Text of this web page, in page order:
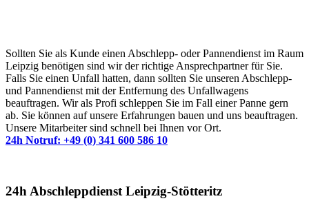
Sollten Sie als Kunde einen Abschlepp- oder Pannendienst im Raum
Leipzig benötigen sind wir der richtige Ansprechpartner für Sie.
Falls Sie einen Unfall hatten, dann sollten Sie unseren Abschlepp-
und Pannendienst mit der Entfernung des Unfallwagens
beauftragen. Wir als Profi schleppen Sie im Fall einer Panne gern
ab. Sie können auf unsere Erfahrungen bauen und uns beauftragen.
Unsere Mitarbeiter sind schnell bei Ihnen vor Ort.
24h Notruf: +49 (0) 341 600 586 10
24h Abschleppdienst Leipzig-Stötteritz